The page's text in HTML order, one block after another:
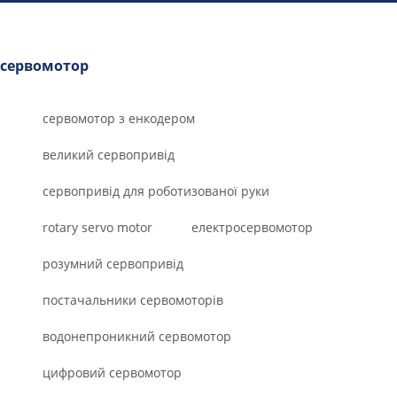
сервомотор
сервомотор з енкодером
великий сервопривід
сервопривід для роботизованої руки
rotary servo motor електросервомотор
розумний сервопривід
постачальники сервомоторів
водонепроникний сервомотор
цифровий сервомотор